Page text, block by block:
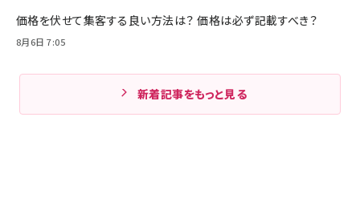
価格を伏せて集客する良い方法は？ 価格は必ず記載すべき？
8月6日 7:05
新着記事をもっと見る